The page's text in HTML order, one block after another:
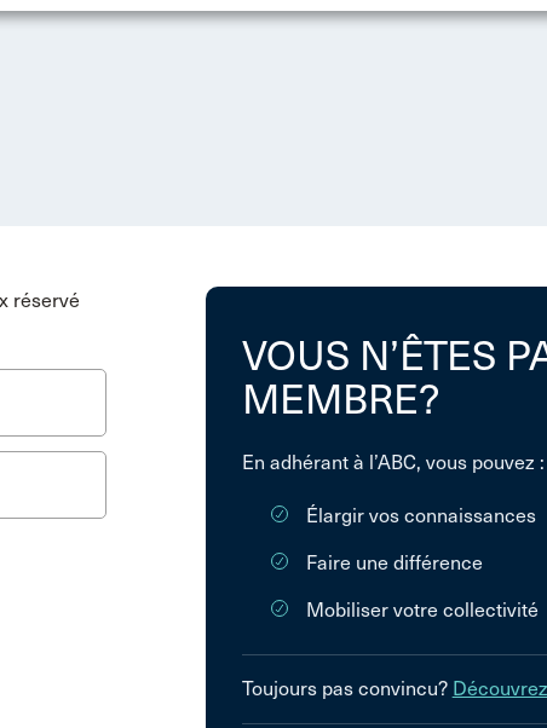
réservé
VOUS N’ÊTES
MEMBRE?
En adhérant à l’ABC, vous pouvez :
Élargir vos connaissances
Faire une différence
Mobiliser votre collectivité
Toujours pas convincu?